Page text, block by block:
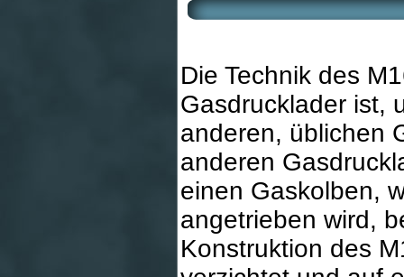
Die Technik des
Gasdrucklader ist,
anderen, üblichen
anderen
einen Gaskolben,
angetrieben wird,
Konstruktion des